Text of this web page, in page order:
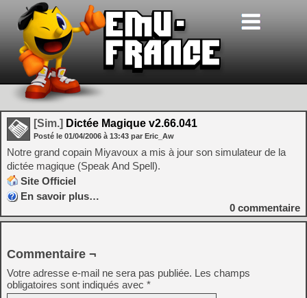
[Sim.] Dictée Magique v2.66.041
Posté le 01/04/2006 à 13:43 par Eric_Aw
Notre grand copain Miyavoux a mis à jour son simulateur de la
dictée magique (Speak And Spell).
Site Officiel
En savoir plus…
0 commentaire
Commentaire ¬
Votre adresse e-mail ne sera pas publiée. Les champs
obligatoires sont indiqués avec *